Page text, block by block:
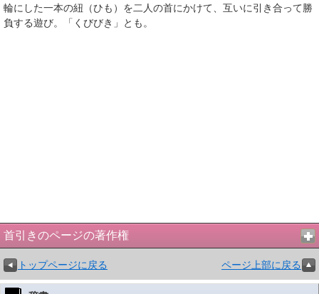
輪にした一本の紐（ひも）を二人の首にかけて、互いに引き合って勝
負する遊び。「くびびき」とも。
首引きのページの著作権
トップページに戻る ページ上部に戻る